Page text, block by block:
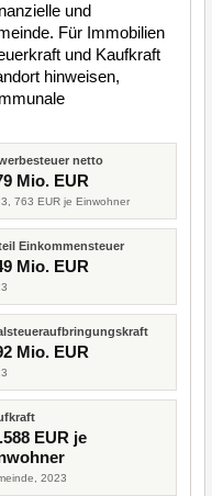
und
Für Immobilien
und Kaufkraft
hinweisen,
netto
Mio. EUR
763 EUR je Einwohner
Einkommensteuer
Mio. EUR
Mio. EUR
EUR je
2023